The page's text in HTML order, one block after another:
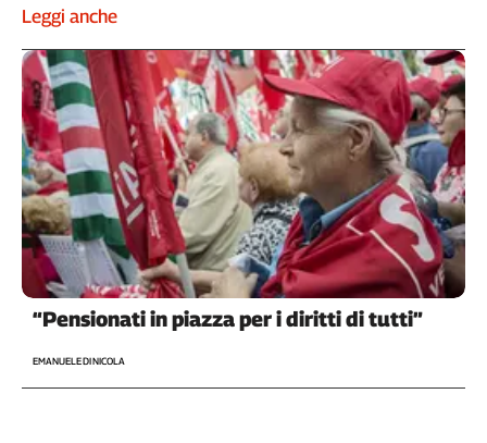
Calabria
Campania
Emilia-
Romagna
Friuli
Venezia
Giulia
Lazio
Liguria
Lombardia
Marche
Piemonte
Leggi anche
“Pensionati in piazza per i diritti di tutti”
EMANUELE DI NICOLA